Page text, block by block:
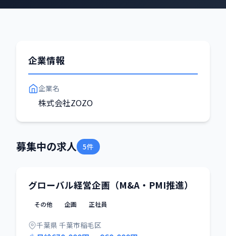
企業情報
企業名
株式会社ZOZO
募集中の求人 5件
グローバル経営企画（M&A・PMI推進）
その他 企画 正社員
千葉県 千葉市稲毛区